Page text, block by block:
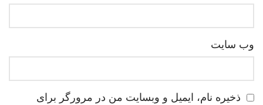
وب‌ سایت
ذخیره نام، ایمیل و وبسایت من در مرورگر برای
−